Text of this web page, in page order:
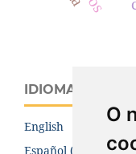
O
IDIOMA
English
Español (España)